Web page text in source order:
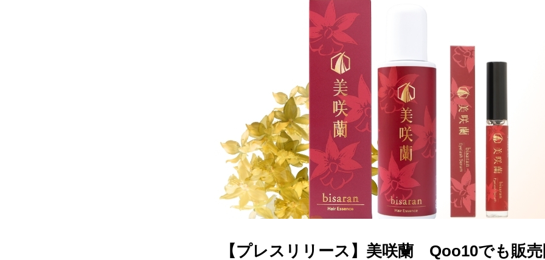
【プレスリリース】美咲蘭 Qoo10でも販